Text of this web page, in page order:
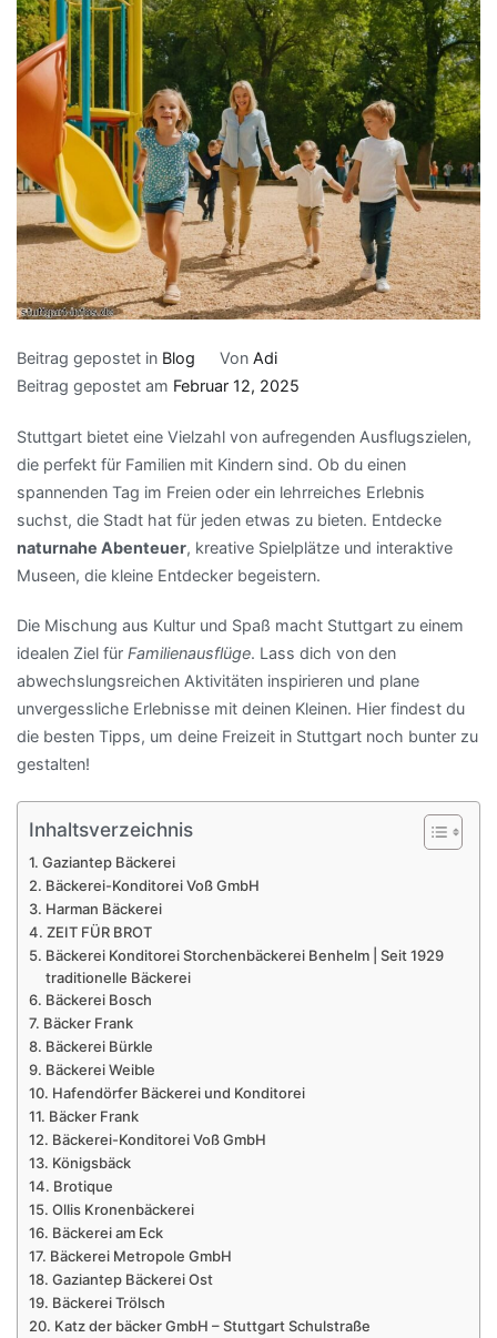
Beitrag gepostet in Blog Von Adi
Beitrag gepostet am Februar 12, 2025
Stuttgart bietet eine Vielzahl von aufregenden Ausflugszielen,
die perfekt für Familien mit Kindern sind. Ob du einen
spannenden Tag im Freien oder ein lehrreiches Erlebnis
suchst, die Stadt hat für jeden etwas zu bieten. Entdecke
naturnahe Abenteuer, kreative Spielplätze und interaktive
Museen, die kleine Entdecker begeistern.
Die Mischung aus Kultur und Spaß macht Stuttgart zu einem
idealen Ziel für Familienausflüge. Lass dich von den
abwechslungsreichen Aktivitäten inspirieren und plane
unvergessliche Erlebnisse mit deinen Kleinen. Hier findest du
die besten Tipps, um deine Freizeit in Stuttgart noch bunter zu
gestalten!
Inhaltsverzeichnis
Gaziantep Bäckerei
Bäckerei-Konditorei Voß GmbH
Harman Bäckerei
ZEIT FÜR BROT
Bäckerei Konditorei Storchenbäckerei Benhelm | Seit 1929
traditionelle Bäckerei
Bäckerei Bosch
Bäcker Frank
Bäckerei Bürkle
Bäckerei Weible
Hafendörfer Bäckerei und Konditorei
Bäcker Frank
Bäckerei-Konditorei Voß GmbH
Königsbäck
Brotique
Ollis Kronenbäckerei
Bäckerei am Eck
Bäckerei Metropole GmbH
Gaziantep Bäckerei Ost
Bäckerei Trölsch
Katz der bäcker GmbH – Stuttgart Schulstraße